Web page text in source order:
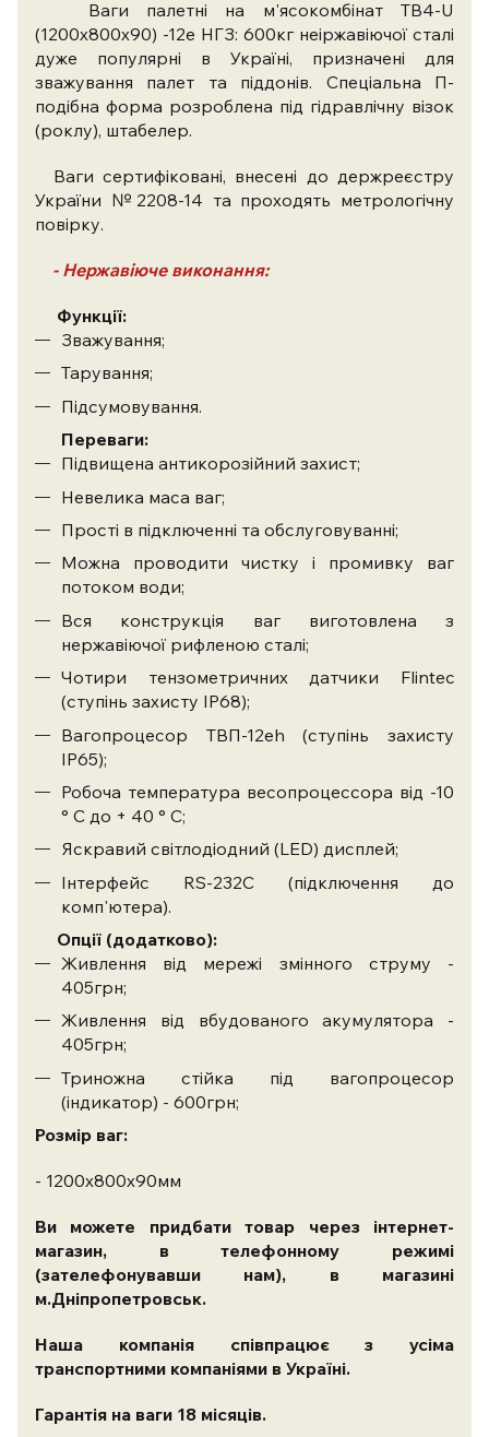
Ваги палетні на м'ясокомбінат TB4-U
(1200x800x90) -12e НГЗ: 600кг неіржавіючої сталі
дуже популярні в Україні, призначені для
зважування палет та піддонів. Спеціальна П-
подібна форма розроблена під гідравлічну візок
(роклу), штабелер.
Ваги сертифіковані, внесені до держреєстру
України №2208-14 та проходять метрологічну
повірку.
- Нержавіюче виконання:
Функції:
Зважування;
Тарування;
Підсумовування.
Переваги:
Підвищена антикорозійний захист;
Невелика маса ваг;
Прості в підключенні та обслуговуванні;
Можна проводити чистку і промивку ваг
потоком води;
Вся конструкція ваг виготовлена ​​з
нержавіючої рифленою сталі;
Чотири тензометричних датчики Flintec
(ступінь захисту IP68);
Вагопроцесор ТВП-12еh (ступінь захисту
IP65);
Робоча температура весопроцессора від -10
° С до + 40 ° С;
Яскравий світлодіодний (LED) дисплей;
Інтерфейс RS-232C (підключення до
комп'ютера).
Опції (додатково):
Живлення від мережі змінного струму -
405грн;
Живлення від вбудованого акумулятора -
405грн;
Триножна стійка під вагопроцесор
(індикатор) - 600грн;
Розмір ваг:
- 1200х800х90мм
Ви можете придбати товар через інтернет-
магазин, в телефонному режимі
(зателефонувавши нам), в магазині
м.Дніпропетровськ.
Наша компанія співпрацює з усіма
транспортними компаніями в Україні.
Гарантія на ваги 18 місяців.